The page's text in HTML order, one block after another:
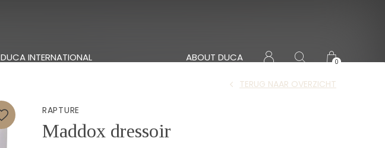
DUCA INTERNATIONAL ABOUT DUCA 0
RAPTURE
Maddox dressoir
TERUG NAAR OVERZICHT